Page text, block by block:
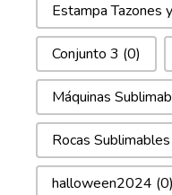
Estampa Tazones
Conjunto 3 (0)
Máquinas
Rocas Sublimables
halloween2024 (0)